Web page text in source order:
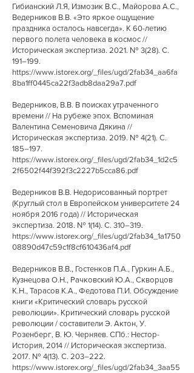
Гибианский Л.Я, Измозик В.С., Майорова А.С.,
Ведерников В.В. «Это яркое ощущение
праздника осталось навсегда». К 60-летию
первого полета человека в космос //
Историческая экспертиза. 2021. № 3(28). С.
191–199.
https://www.istorex.org/_files/ugd/2fab34_aa6fa
8ba1ff0445ca22f3adb8daa29a7.pdf
Ведерников, В.В. В поисках утраченного
времени // На рубеже эпох. Вспоминая
Валентина Семеновича Дякина //
Историческая экспертиза. 2019. № 4(21). С.
185–197.
https://www.istorex.org/_files/ugd/2fab34_1d2c5
2f6502f44f392f3c2227b5cca86.pdf
Ведерников В.В. Недорисованный портрет
(Круглый стол в Европейском университете 24
ноября 2016 года) // Историческая
экспертиза. 2018. № 1(14). С. 310–319.
https://www.istorex.org/_files/ugd/2fab34_1a1750
08890d47c59c1f8cf610436af4.pdf
Ведерников В.В., Гостенков П.А., Гуркин А.Б.,
Кузнецова О.Н., Рачковский Ю.А., Скворцов
К.Н., Тарасов К.А., Федотова П.И. Обсуждение
книги «Критический словарь русской
революции». Критический словарь русской
революции / составители Э. Актон, У.
Розенберг, В. Ю. Черняев. СПб.: Нестор-
История, 2014 // Историческая экспертиза.
2017. № 4(13). С. 203–222.
https://www.istorex.org/_files/ugd/2fab34_3aa55